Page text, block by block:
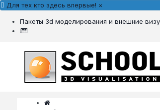
Для тех кто здесь впервые! ×
Пакеты 3d моделирования и внешние